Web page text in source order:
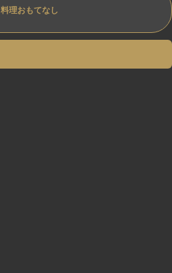
料理おもてなし